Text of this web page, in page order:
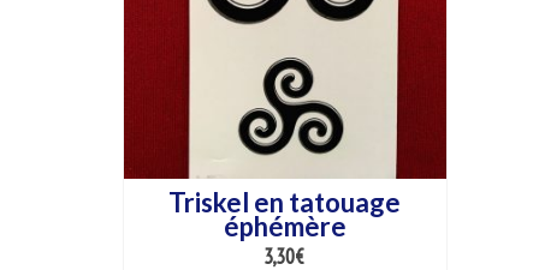
Triskel en tatouage
éphémère
3,30€